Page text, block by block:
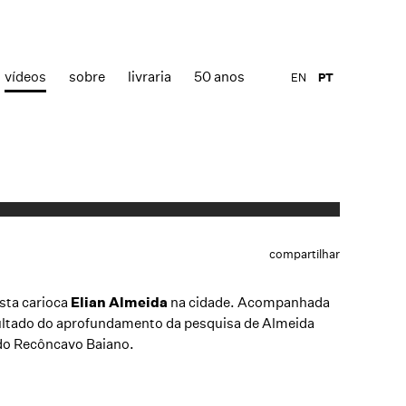
vídeos sobre livraria 50 anos PT
EN
compartilhar
carioca Elian Almeida na cidade. Acompanhada
do aprofundamento da pesquisa de Almeida
Recôncavo Baiano.